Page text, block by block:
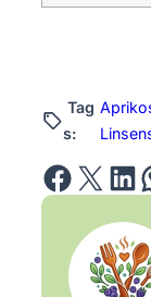
Tag
s:
Share on Facebook Email this Page Share on LinkedIn Share